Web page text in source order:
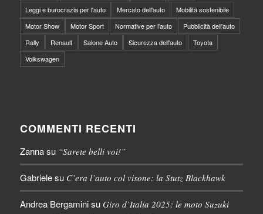
Leggi e burocrazia per l'auto
Mercato dell'auto
Mobilità sostenibile
Motor Show
Motor Sport Normative per l'auto
Pubblicità dell'auto
Rally
Renault Salone Auto Sicurezza dell'auto
Toyota
Volkswagen
COMMENTI RECENTI
Zannasu “Sarete belli voi!”
Gabrielesu C’era l’auto col visone: la Stutz Blackhawk
Andrea Bergaminisu Giro d’Italia 2025: le moto Suzuki